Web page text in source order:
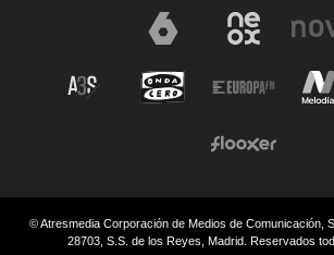
© Atresmedia Corporación de Medios de Comunicación,
28703, S.S. de los Reyes, Madrid. Reservados